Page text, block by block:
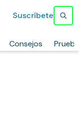
Consejos
Suscríbete